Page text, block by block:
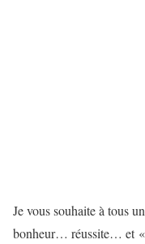
Je vous souhaite à tous
bonheur… réussite… et